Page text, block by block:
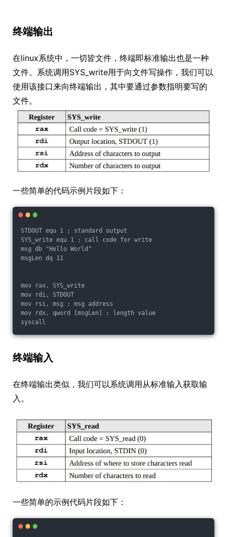
终端输出
在linux系统中，一切皆文件，终端即标准输出也是一种
文件。系统调用SYS_write用于向文件写操作，我们可以
使用该接口来向终端输出，其中要通过参数指明要写的
文件。
一些简单的代码示例片段如下：
STDOUT equ 1 ; standard output
SYS_write equ 1 ; call code for write
msg db "Hello World"
msgLen dq 11
mov rax, SYS_write
mov rdi, STDOUT
mov rsi, msg ; msg address
mov rdx, qword [msgLen] ; length value
终端输入
在终端输出类似，我们可以系统调用从标准输入获取输
入。
一些简单的示例代码片段如下：